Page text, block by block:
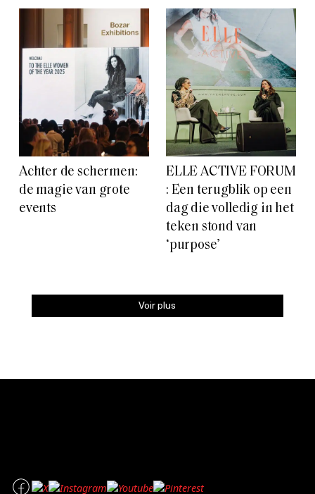
Achter de schermen:
de magie van grote
events
ELLE ACTIVE FORUM
: Een terugblik op een
dag die volledig in het
teken stond van
‘purpose’
Voir plus